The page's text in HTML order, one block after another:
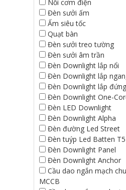
Nồi cơm điện
Đèn sưởi ấm
Ấm siêu tốc
Quạt bàn
Đèn sưởi treo tường
Đèn sưởi âm trần
Đèn Downlight lắp nổi
Đèn Downlight lắp
Đèn Downlight lắp đứng
Đèn Downlight One-
Đèn LED Downlight
Đèn Downlight Alpha
Đèn đường Led Street
Đèn tuýp Led Batten T5
Đèn Downlight Panel
Đèn Downlight Anchor
Cầu dao ngắn mạch
MCCB